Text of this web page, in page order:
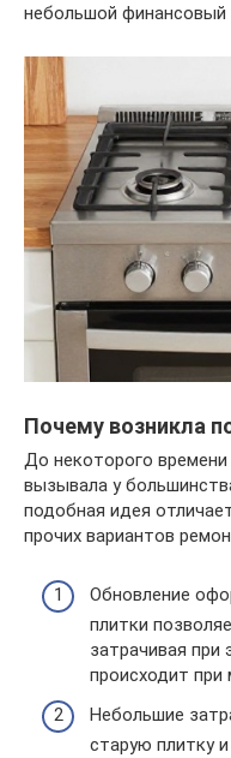
небольшой финансовый
Почему возникла
До некоторого времени
вызывала у
подобная идея
прочих вариантов
Обновление
плитки
затрачивая при
происходит
Небольшие
старую плитку